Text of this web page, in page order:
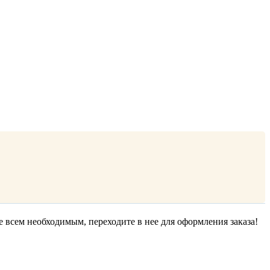
необходимым, переходите в нее для оформления заказа!